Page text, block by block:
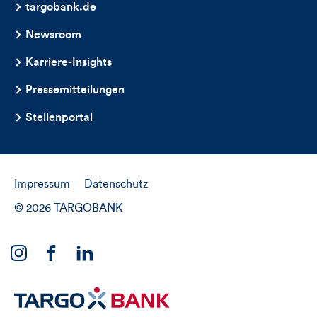
targobank.de
Newsroom
Karriere-Insights
Pressemitteilungen
Stellenportal
Impressum Datenschutz
© 2026 TARGOBANK
unseremunseremunserem